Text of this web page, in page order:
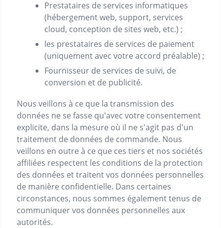
Prestataires de services informatiques
(hébergement web, support, services
cloud, conception de sites web, etc.) ;
les prestataires de services de paiement
(uniquement avec votre accord préalable) ;
Fournisseur de services de suivi, de
conversion et de publicité.
Nous veillons à ce que la transmission des
données ne se fasse qu'avec votre consentement
explicite, dans la mesure où il ne s'agit pas d'un
traitement de données de commande. Nous
veillons en outre à ce que ces tiers et nos sociétés
affiliées respectent les conditions de la protection
des données et traitent vos données personnelles
de manière confidentielle. Dans certaines
circonstances, nous sommes également tenus de
communiquer vos données personnelles aux
autorités.